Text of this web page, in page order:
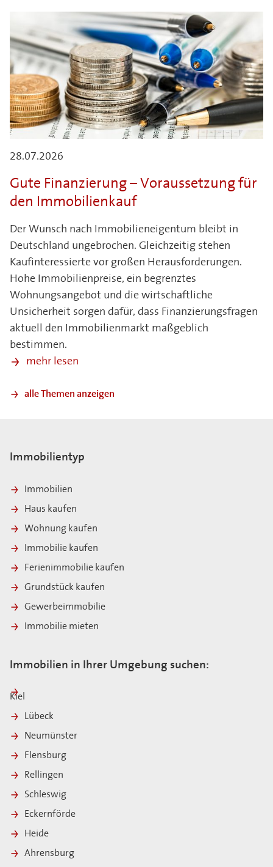
28.07.2026
Gute Finanzierung – Voraussetzung für
den Immobilienkauf
Der Wunsch nach Immobilieneigentum bleibt in
Deutschland ungebrochen. Gleichzeitig stehen
Kaufinteressierte vor großen Herausforderungen.
Hohe Immobilienpreise, ein begrenztes
Wohnungsangebot und die wirtschaftliche
Unsicherheit sorgen dafür, dass Finanzierungsfragen
aktuell den Immobilienmarkt maßgeblich
bestimmen.
mehr lesen
alle Themen anzeigen
Immobilientyp
Immobilien
Haus kaufen
Wohnung kaufen
Immobilie kaufen
Ferienimmobilie kaufen
Grundstück kaufen
Gewerbeimmobilie
Immobilie mieten
Immobilien in Ihrer Umgebung suchen:
Kiel
Lübeck
Neumünster
Flensburg
Rellingen
Schleswig
Eckernförde
Heide
Ahrensburg